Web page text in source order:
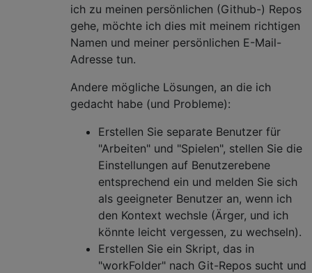
ich zu meinen persönlichen (Github-) Repos
gehe, möchte ich dies mit meinem richtigen
Namen und meiner persönlichen E-Mail-
Adresse tun.
Andere mögliche Lösungen, an die ich
gedacht habe (und Probleme):
Erstellen Sie separate Benutzer für
"Arbeiten" und "Spielen", stellen Sie die
Einstellungen auf Benutzerebene
entsprechend ein und melden Sie sich
als geeigneter Benutzer an, wenn ich
den Kontext wechsle (Ärger, und ich
könnte leicht vergessen, zu wechseln).
Erstellen Sie ein Skript, das in
"workFolder" nach Git-Repos sucht und